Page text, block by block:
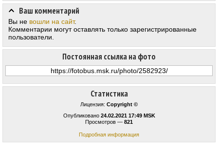
Статистика
Лицензия: Copyright ©
Опубликовано 24.02.2021 17:49 MSK
Просмотров — 821
Подробная информация
Постоянная ссылка на фото
Ваш комментарий
Вы не вошли на сайт.
Комментарии могут оставлять только зарегистрированные
пользователи.